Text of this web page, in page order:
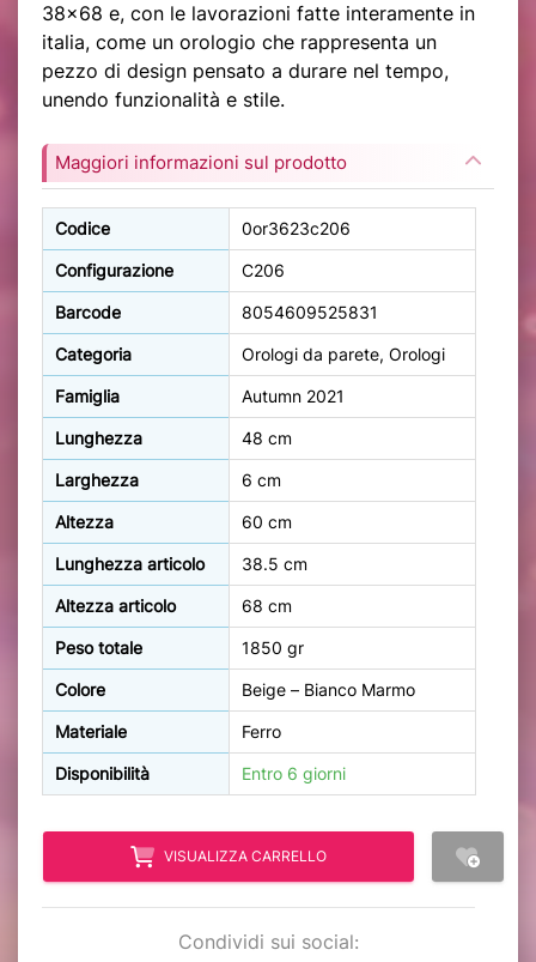
38×68 e, con le lavorazioni fatte interamente in
italia, come un orologio che rappresenta un
pezzo di design pensato a durare nel tempo,
unendo funzionalità e stile.
Maggiori informazioni sul prodotto
Codice 0or3623c206
Configurazione C206
Barcode 8054609525831
Categoria Orologi da parete, Orologi
Famiglia Autumn 2021
Lunghezza 48 cm
Larghezza 6 cm
Altezza 60 cm
Lunghezza articolo 38.5 cm
Altezza articolo 68 cm
Peso totale 1850 gr
Colore Beige – Bianco Marmo
Materiale Ferro
Disponibilità Entro 6 giorni
VISUALIZZA CARRELLO
Condividi sui social: